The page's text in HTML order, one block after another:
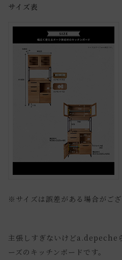
サイズ表
※サイズは誤差がある場合がござ
主張しすぎないけどa.depeche
ーズのキッチンボードです。